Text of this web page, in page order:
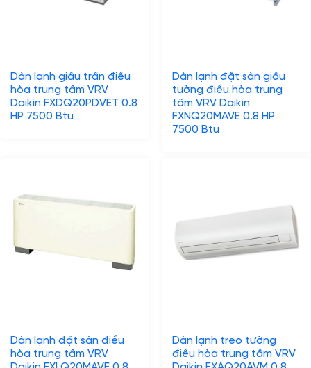
Dàn lạnh giấu trần điều
hòa trung tâm VRV
Daikin FXDQ20PDVET 0.8
HP 7500 Btu
Dàn lạnh đặt sàn giấu
tường điều hòa trung
tâm VRV Daikin
FXNQ20MAVE 0.8 HP
7500 Btu
Dàn lạnh đặt sàn điều
hòa trung tâm VRV
Dàn lạnh treo tường
điều hòa trung tâm VRV